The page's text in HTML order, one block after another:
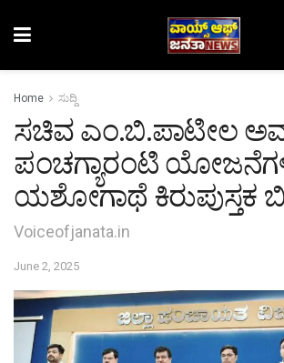
Home ಸುದ್ದಿ
ಸಚಿವ ಎಂ.ಬಿ.ಪಾಟೀಲ
ಪಂಚಗ್ಯಾರಂಟಿ
ಯಶೋಗಾಥೆ ಕಿರುಪುಸ್ತಕ
Voiceofjanata.in
June 2, 2025